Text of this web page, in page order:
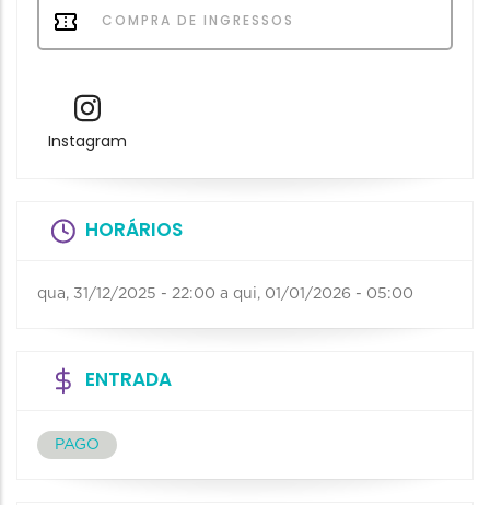
COMPRA DE INGRESSOS
Instagram
HORÁRIOS
qua, 31/12/2025 - 22:00 a qui, 01/01/2026 - 05:00
ENTRADA
PAGO